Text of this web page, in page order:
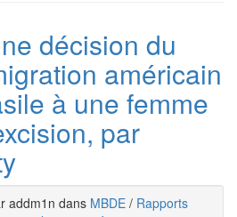
décision du
américain
à une femme
par
addm1n dans MBDE / Rapports